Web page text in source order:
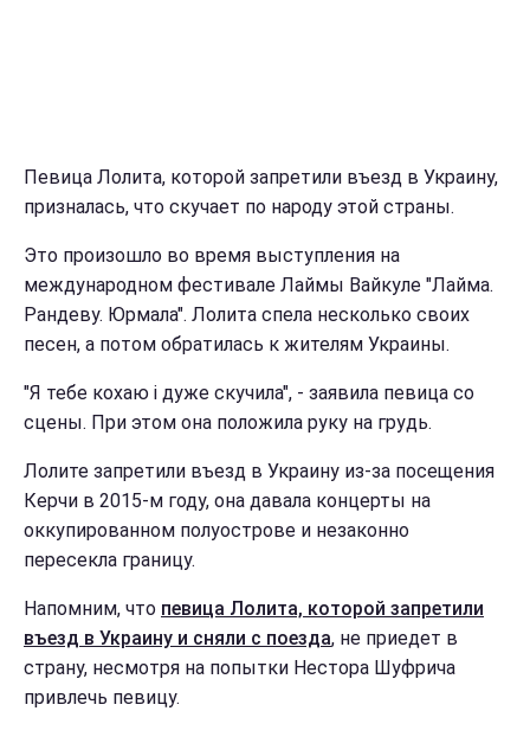
Певица Лолита, которой запретили въезд в Украину,
призналась, что скучает по народу этой страны.
Это произошло во время выступления на
международном фестивале Лаймы Вайкуле "Лайма.
Рандеву. Юрмала". Лолита спела несколько своих
песен, а потом обратилась к жителям Украины.
"Я тебе кохаю і дуже скучила", - заявила певица со
сцены. При этом она положила руку на грудь.
Лолите запретили въезд в Украину из-за посещения
Керчи в 2015-м году, она давала концерты на
оккупированном полуострове и незаконно
пересекла границу.
Напомним, что певица Лолита, которой запретили
въезд в Украину и сняли с поезда, не приедет в
страну, несмотря на попытки Нестора Шуфрича
привлечь певицу.